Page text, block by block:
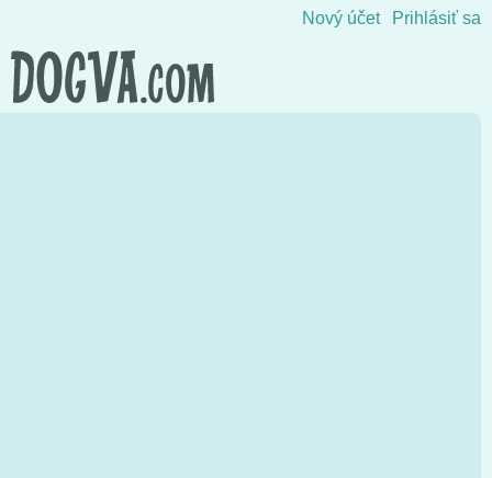
Skočiť na obsahNový účet Prihlásiť sa